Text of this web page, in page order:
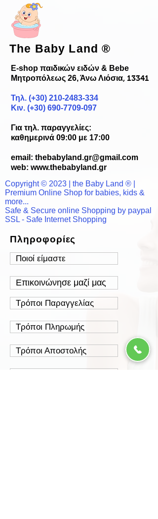
The Baby Land®
E-shop παιδικών ειδών & Bebe
Μητροπόλεως 26, Άνω Λιόσια, 13341
Τηλ. (+30) 210-2483-334
Κιν. (+30) 690-7709-097
Για τηλ. παραγγελίες:
καθημερινά 09:00 με 17:00
email: thebabyland.gr@gmail.com
web: www.thebabyland.gr
Copyright © 2023 | the Baby Land ® |
Premium Online Shop for babies, kids &
more...
Safe & Secure online Shopping by paypal
SSL - Safe Internet Shopping
Πληροφορίες
Ποιοί είμαστε
Επικοινώνησε μαζί μας
Τρόποι Παραγγελίας
Τρόποι Πληρωμής
Τρόποι Αποστολής